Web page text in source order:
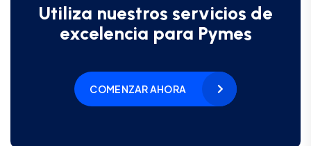
Utiliza nuestros servicios de
excelencia para Pymes
COMENZAR AHORA